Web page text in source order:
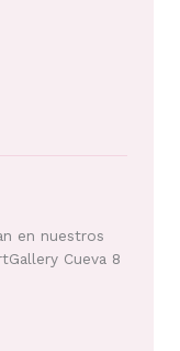
en nuestros
Cueva 8